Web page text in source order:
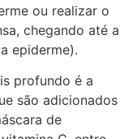
ou realizar o
chegando até a
epiderme).
profundo é a
são adicionados
de